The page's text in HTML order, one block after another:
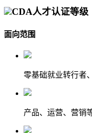
CDA人才认证等级
面向范围
零基础就业转行者
产品、运营、营销